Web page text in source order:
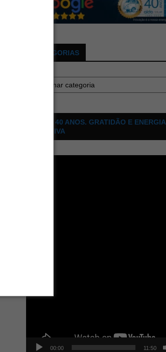
CATEGORIAS
ALDO 40 ANOS. GRATIDÃO E ENERGIA
POSITIVA
00:00 11:50